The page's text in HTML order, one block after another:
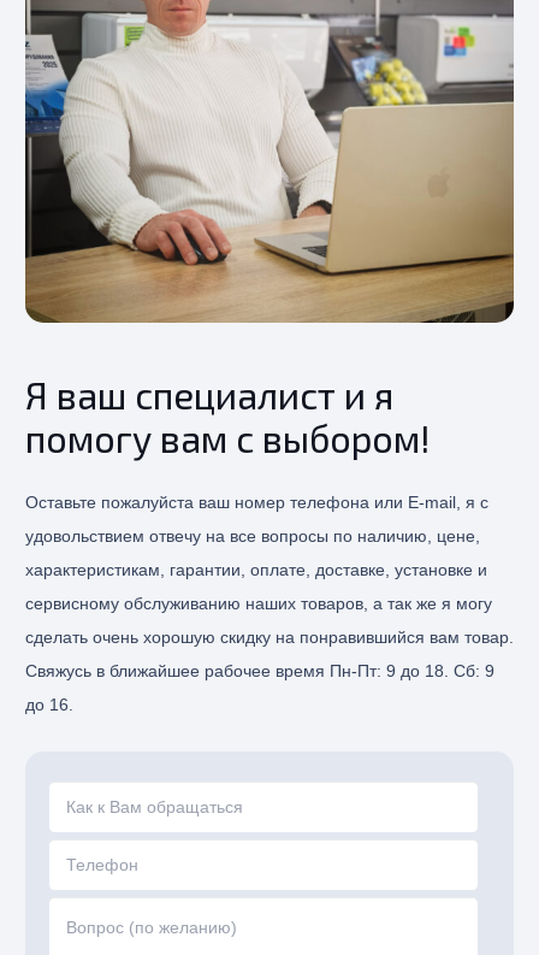
Я ваш специалист и я
помогу вам с выбором!
Оставьте пожалуйста ваш номер телефона или E-mail, я с
удовольствием отвечу на все вопросы по наличию, цене,
характеристикам, гарантии, оплате, доставке, установке и
сервисному обслуживанию наших товаров, а так же я могу
сделать очень хорошую скидку на понравившийся вам товар.
Свяжусь в ближайшее рабочее время Пн-Пт: 9 до 18. Сб: 9
до 16.